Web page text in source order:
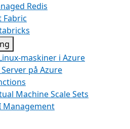
Redis
maskiner i Azure
på Azure
Machine Scale Sets
Management